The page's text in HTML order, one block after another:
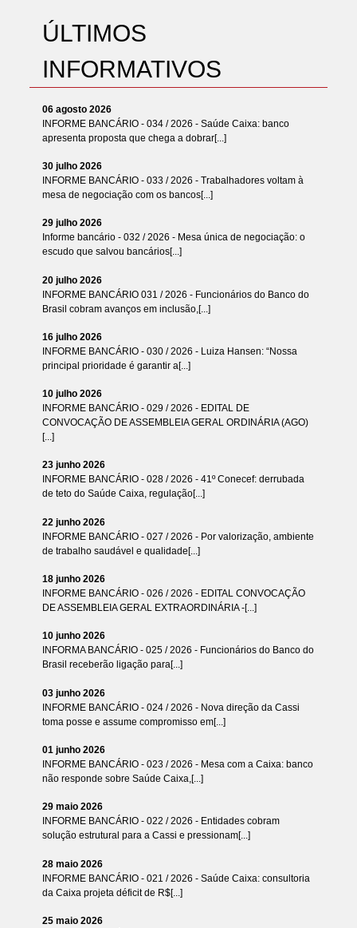
ÚLTIMOS
INFORMATIVOS
06 agosto 2026
INFORME BANCÁRIO - 034 / 2026 - Saúde Caixa: banco
apresenta proposta que chega a dobrar[...]
30 julho 2026
INFORME BANCÁRIO - 033 / 2026 - Trabalhadores voltam à
mesa de negociação com os bancos[...]
29 julho 2026
Informe bancário - 032 / 2026 - Mesa única de negociação: o
escudo que salvou bancários[...]
20 julho 2026
INFORME BANCÁRIO 031 / 2026 - Funcionários do Banco do
Brasil cobram avanços em inclusão,[...]
16 julho 2026
INFORME BANCÁRIO - 030 / 2026 - Luiza Hansen: “Nossa
principal prioridade é garantir a[...]
10 julho 2026
INFORME BANCÁRIO - 029 / 2026 - EDITAL DE
CONVOCAÇÃO DE ASSEMBLEIA GERAL ORDINÁRIA (AGO)
[...]
23 junho 2026
INFORME BANCÁRIO - 028 / 2026 - 41º Conecef: derrubada
de teto do Saúde Caixa, regulação[...]
22 junho 2026
INFORME BANCÁRIO - 027 / 2026 - Por valorização, ambiente
de trabalho saudável e qualidade[...]
18 junho 2026
INFORME BANCÁRIO - 026 / 2026 - EDITAL CONVOCAÇÃO
DE ASSEMBLEIA GERAL EXTRAORDINÁRIA -[...]
10 junho 2026
INFORMA BANCÁRIO - 025 / 2026 - Funcionários do Banco do
Brasil receberão ligação para[...]
03 junho 2026
INFORME BANCÁRIO - 024 / 2026 - Nova direção da Cassi
toma posse e assume compromisso em[...]
01 junho 2026
INFORME BANCÁRIO - 023 / 2026 - Mesa com a Caixa: banco
não responde sobre Saúde Caixa,[...]
29 maio 2026
INFORME BANCÁRIO - 022 / 2026 - Entidades cobram
solução estrutural para a Cassi e pressionam[...]
28 maio 2026
INFORME BANCÁRIO - 021 / 2026 - Saúde Caixa: consultoria
da Caixa projeta déficit de R$[...]
25 maio 2026